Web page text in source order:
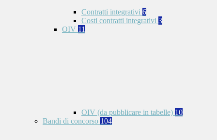
Contratti integrativi 6
Costi contratti integrativi 3
OIV 11
OIV (da pubblicare in tabelle) 10
Bandi di concorso 104